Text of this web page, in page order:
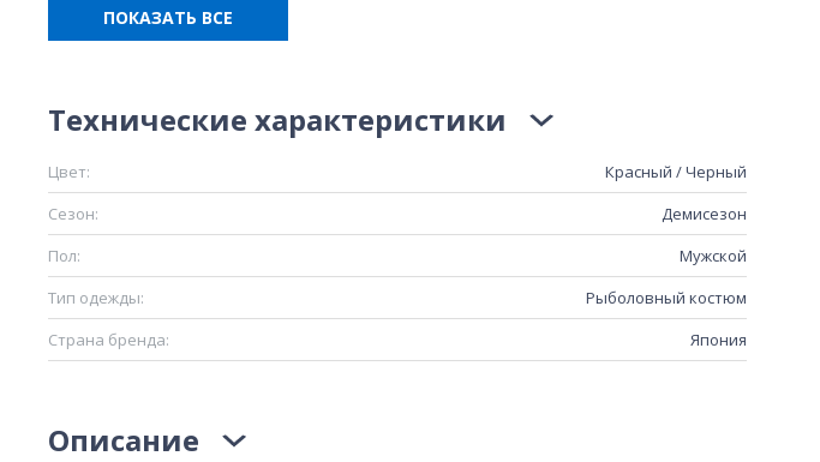
ПОКАЗАТЬ ВСЕ
Технические характеристики
Цвет: Красный / Черный
Сезон:
Демисезон
Пол:
Мужской
Тип одежды:
Рыболовный костюм
Страна бренда:
Япония
Описание